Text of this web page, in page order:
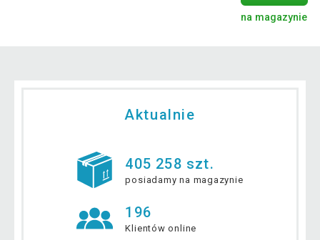
na magazynie
Aktualnie
405 258 szt.
posiadamy na magazynie
196
Klientów online